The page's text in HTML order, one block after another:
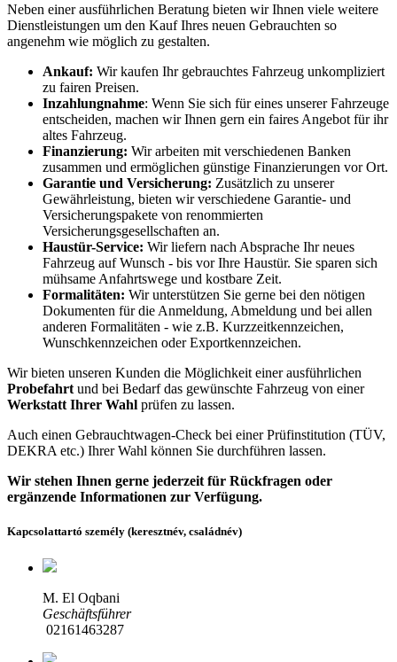
Neben einer ausführlichen Beratung bieten wir Ihnen viele weitere
Dienstleistungen um den Kauf Ihres neuen Gebrauchten so
angenehm wie möglich zu gestalten.
Ankauf: Wir kaufen Ihr gebrauchtes Fahrzeug unkompliziert
zu fairen Preisen.
Inzahlungnahme: Wenn Sie sich für eines unserer Fahrzeuge
entscheiden, machen wir Ihnen gern ein faires Angebot für ihr
altes Fahrzeug.
Finanzierung: Wir arbeiten mit verschiedenen Banken
zusammen und ermöglichen günstige Finanzierungen vor Ort.
Garantie und Versicherung: Zusätzlich zu unserer
Gewährleistung, bieten wir verschiedene Garantie- und
Versicherungspakete von renommierten
Versicherungsgesellschaften an.
Haustür-Service: Wir liefern nach Absprache Ihr neues
Fahrzeug auf Wunsch - bis vor Ihre Haustür. Sie sparen sich
mühsame Anfahrtswege und kostbare Zeit.
Formalitäten: Wir unterstützen Sie gerne bei den nötigen
Dokumenten für die Anmeldung, Abmeldung und bei allen
anderen Formalitäten - wie z.B. Kurzzeitkennzeichen,
Wunschkennzeichen oder Exportkennzeichen.
Wir bieten unseren Kunden die Möglichkeit einer ausführlichen
Probefahrt und bei Bedarf das gewünschte Fahrzeug von einer
Werkstatt Ihrer Wahl prüfen zu lassen.
Auch einen Gebrauchtwagen-Check bei einer Prüfinstitution (TÜV,
DEKRA etc.) Ihrer Wahl können Sie durchführen lassen.
Wir stehen Ihnen gerne jederzeit für Rückfragen oder
ergänzende Informationen zur Verfügung.
Kapcsolattartó személy (keresztnév, családnév)
M. El Oqbani
Geschäftsführer
02161463287